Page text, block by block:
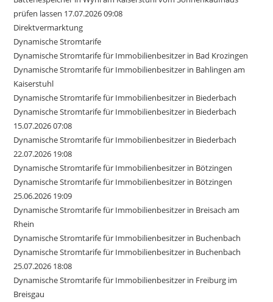
prüfen lassen 17.07.2026 09:08
Direktvermarktung
Dynamische Stromtarife
Dynamische Stromtarife für Immobilienbesitzer in Bad Krozingen
Dynamische Stromtarife für Immobilienbesitzer in Bahlingen am
Kaiserstuhl
Dynamische Stromtarife für Immobilienbesitzer in Biederbach
Dynamische Stromtarife für Immobilienbesitzer in Biederbach
15.07.2026 07:08
Dynamische Stromtarife für Immobilienbesitzer in Biederbach
22.07.2026 19:08
Dynamische Stromtarife für Immobilienbesitzer in Bötzingen
Dynamische Stromtarife für Immobilienbesitzer in Bötzingen
25.06.2026 19:09
Dynamische Stromtarife für Immobilienbesitzer in Breisach am
Rhein
Dynamische Stromtarife für Immobilienbesitzer in Buchenbach
Dynamische Stromtarife für Immobilienbesitzer in Buchenbach
25.07.2026 18:08
Dynamische Stromtarife für Immobilienbesitzer in Freiburg im
Breisgau